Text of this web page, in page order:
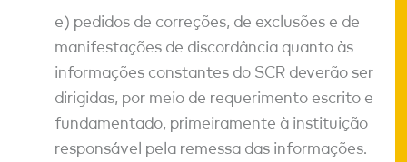
e) pedidos de correções, de exclusões e de
manifestações de discordância quanto às
informações constantes do SCR deverão ser
dirigidas, por meio de requerimento escrito e
fundamentado, primeiramente à instituição
responsável pela remessa das informações.